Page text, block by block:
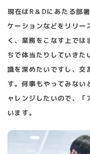
現在はR＆Dにあたる部
ケーションなどをリリー
く、業務をこなす上では
ちで体当たりしていきた
識を深めたいですし、交
す。何事もやってみない
ャレンジしたいので、「
います。